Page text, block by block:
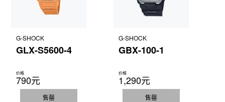
G-SHOCK
GLX-S5600-4
价格
790元
售罄
G-SHOCK
GBX-100-1
价格
1,290元
售罄